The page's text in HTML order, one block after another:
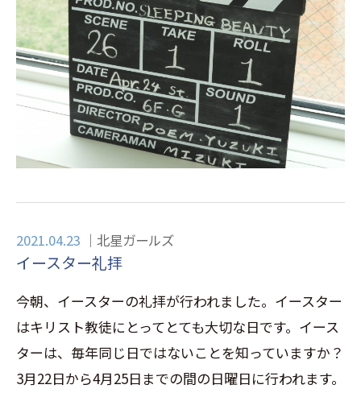
2021.04.23 北星ガールズ
イースター礼拝
今朝、イースターの礼拝が行われました。イースター
はキリスト教徒にとってとても大切な日です。イース
ターは、毎年同じ日ではないことを知っていますか？
3月22日から4月25日までの間の日曜日に行われます。